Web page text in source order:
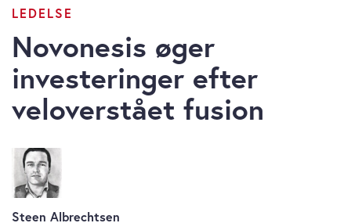
LEDELSE
Novonesis øger
investeringer efter
veloverstået fusion
Steen Albrechtsen